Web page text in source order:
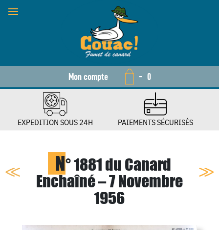
Mon compte - 0
EXPEDITION SOUS 24H PAIEMENTS SÉCURISÉS
N° 1881 du Canard
Enchaîné – 7 Novembre
1956